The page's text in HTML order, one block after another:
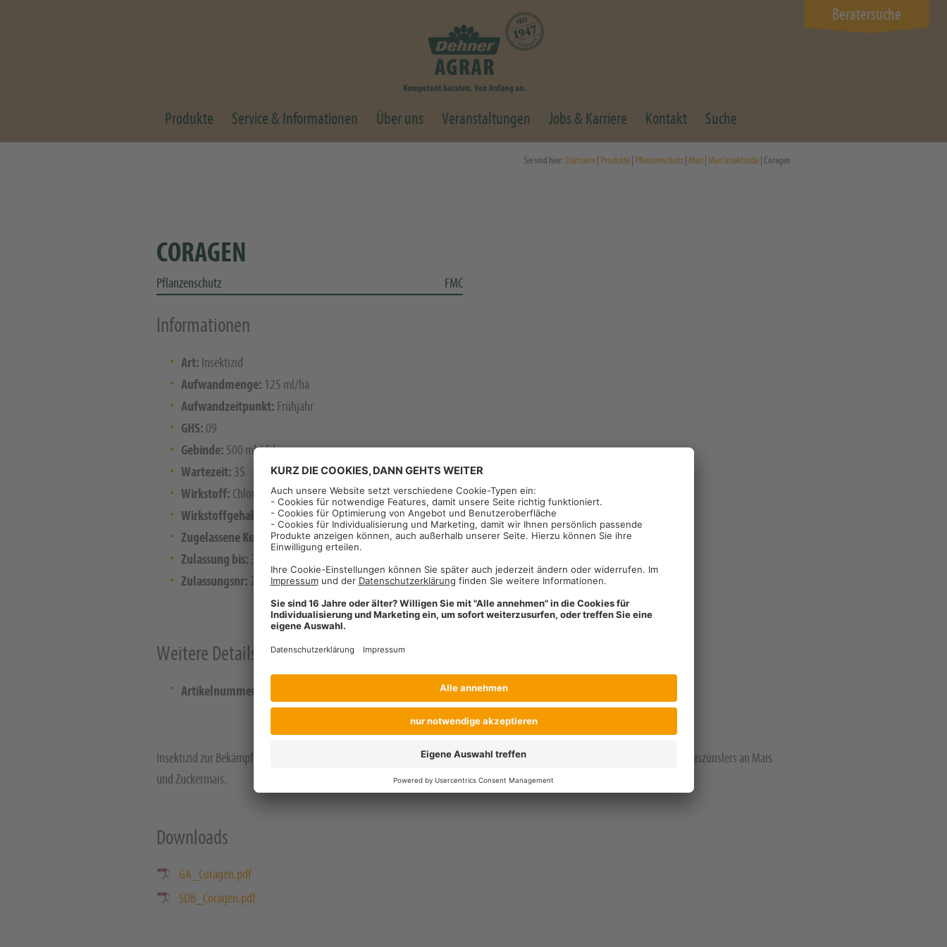
Produkte Service & Informationen Über uns Veranstaltungen Jobs & Karriere Kontakt Suche
Beratersuche
Sie sind hier:Startseite Produkte Pflanzenschutz Mais Mais Insektizide | Coragen
CORAGEN
Pflanzenschutz FMC
Informationen
Art: Insektizid
Aufwandmenge: 125 ml/ha
Aufwandzeitpunkt: Frühjahr
GHS: 09
Gebinde: 500 ml / 5 l
Wartezeit: 35
Wirkstoff: Chlorantraniliprol
Wirkstoffgehalt: 200 g/l
Zugelassene Kulturen:Mais
Zulassung bis: 31.12.2025
Zulassungsnr: 26336-00
Weitere Details
Artikelnummer:
Insektizid zur Bekämpfung des Apfelwicklers und Schalenwickler-Arten an Kernobst, des Kartoffelkäfers an Kartoffeln, des Maiszünslers an Mais
und Zuckermais.
Downloads
GA_Coragen.pdf
SDB_Coragen.pdf